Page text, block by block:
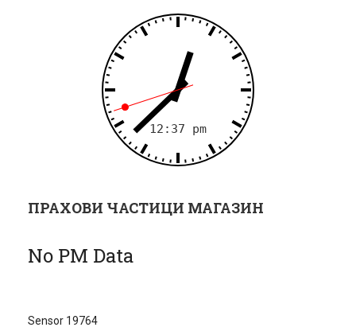
ПРАХОВИ ЧАСТИЦИ МАГАЗИН
No PM Data
Sensor 19764